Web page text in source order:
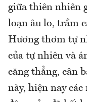
giữa thiên nhiên
loạn âu lo, trầm
Hương thơm tự
của tự nhiên và
căng thẳng, cân
này, hiện nay